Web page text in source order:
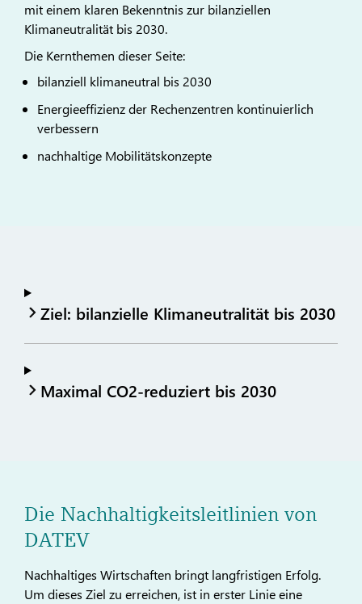
mit einem klaren Bekenntnis zur bilanziellen
Klimaneutralität bis 2030.
Die Kernthemen dieser Seite:
bilanziell klimaneutral bis 2030
Energieeffizienz der Rechenzentren kontinuierlich
verbessern
nachhaltige Mobilitätskonzepte
Ziel: bilanzielle Klimaneutralität bis 2030
Maximal CO2-reduziert bis 2030
Die Nachhaltigkeitsleitlinien von
DATEV
Nachhaltiges Wirtschaften bringt langfristigen Erfolg.
Um dieses Ziel zu erreichen, ist in erster Linie eine